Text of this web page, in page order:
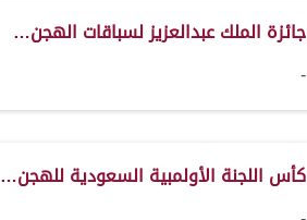
جائزة الملك عبدالعزيز لسباقات الهجن…
-
كأس اللجنة الأولمبية السعودية للهجن…